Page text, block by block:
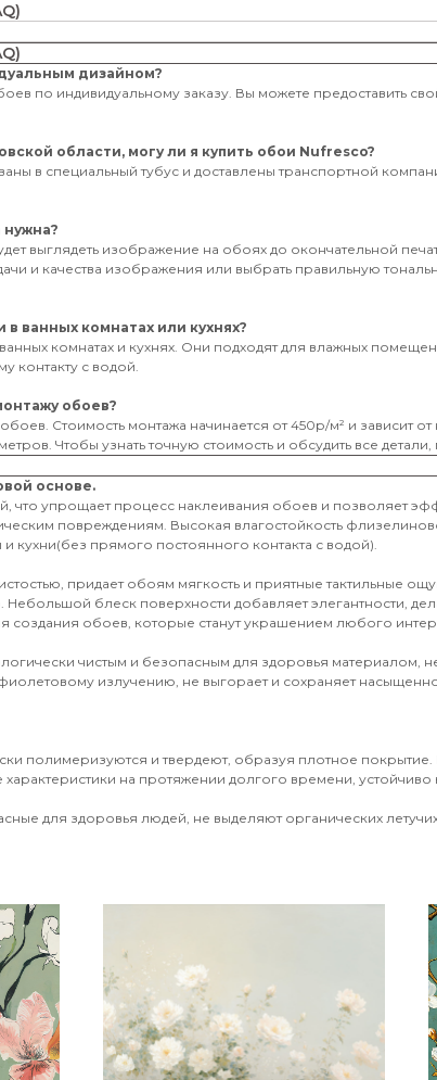
дизайном?
по индивидуальному заказу. Вы можете предоставить
области, могу ли я купить обои Nufresco?
в специальный тубус и доставлены транспортной
нужна?
выглядеть изображение на обоях до окончательной
и качества изображения или выбрать правильную
ванных комнатах или кухнях?
комнатах и кухнях. Они подходят для влажных
контакту с водой.
обоев?
Стоимость монтажа начинается от 450р/м² и зависит
Чтобы узнать точную стоимость и обсудить все
основе.
что упрощает процесс наклеивания обоев и позволяет
повреждениям. Высокая влагостойкость
кухни(без прямого постоянного контакта с водой).
придает обоям мягкость и приятные тактильные
Небольшой блеск поверхности добавляет элегантности,
создания обоев, которые станут украшением любого
чистым и безопасным для здоровья
излучению, не выгорает и сохраняет
полимеризуются и твердеют, образуя плотное
характеристики на протяжении долгого времени,
для здоровья людей, не выделяют органических